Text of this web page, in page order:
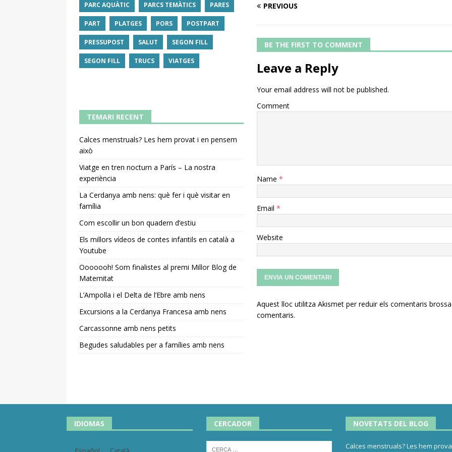
PREVIOUS
BE THE FIRST TO COMMENT
Leave a Reply
Your email address will not be published.
Comment
Name *
Email *
Website
Aquest lloc utilitza Akismet per reduir els comentaris
comentaris.
PARC AQUÀTIC PARCS TEMÀTICS PARES
PART PLATGES PORS POSTPART
PRESSUPOST SALUT SEGON FILL
SEGON FILL TRUCS VIATGES
TEMARI RECENT
Calces menstruals? Les hem provat i en pensem
això
Viatge en tren nocturn a París – La nostra
experiència
La Cerdanya amb nens: què fer i què visitar en
família
Com escollir un bon quadern d’estiu
Els millors vídeos de contes infantils en català a
Youtube
Ooooooh! Som finalistes al premi Millor Blog de
Maternitat
L’Ampolla i el Delta de l’Ebre amb nens
Excursions a la Cerdanya Francesa amb nens
Carcassonne amb nens petits
Begudes saludables per a famílies amb nens
IDIOMAS CERCADOR NOVETATS DEL BLOG
Calces menstruals? Les hem